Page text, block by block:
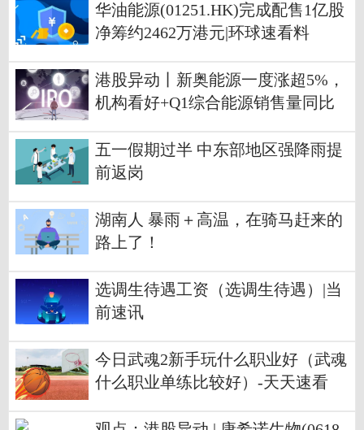
华油能源(01251.HK)完成配售1亿股
净筹约2462万港元|环球速看料
港股异动丨新奥能源一度涨超5%，
机构看好+Q1综合能源销售量同比
五一假期过半 中东部地区强降雨提
前返岗
湖南人 暴雨＋高温，在骑马赶来的
路上了！
选调生待遇工资（选调生待遇）|当
前速讯
今日武魂2新手玩什么职业好（武魂
什么职业单练比较好）-天天速看